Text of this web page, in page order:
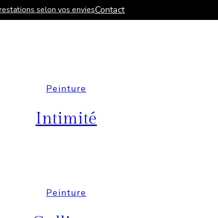
selon vos enviesContact
Peinture
Intimité
Peinture